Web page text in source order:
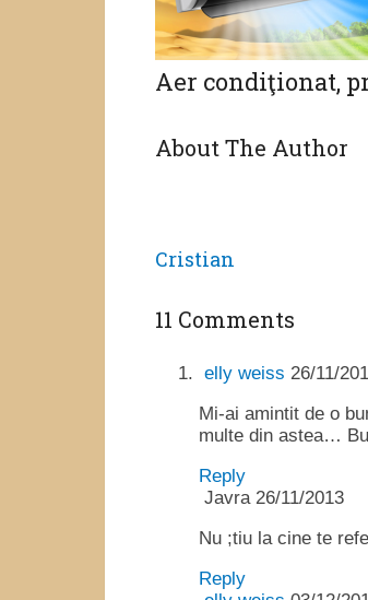
Aer condiţionat,
About The Author
Cristian
11 Comments
elly weiss 26/11/
Mi-ai amintit de o
multe din astea…
Reply
Javra 26/11/2013
Nu ;tiu la cine te
Reply